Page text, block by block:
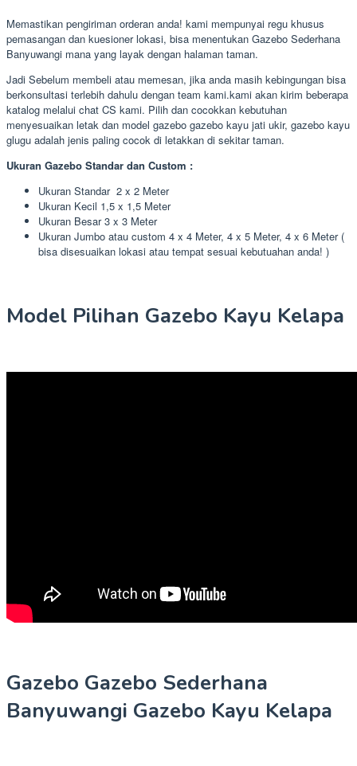
Memastikan pengiriman orderan anda! kami mempunyai regu khusus
pemasangan dan kuesioner lokasi, bisa menentukan Gazebo Sederhana
Banyuwangi mana yang layak dengan halaman taman.
Jadi Sebelum membeli atau memesan, jika anda masih kebingungan bisa
berkonsultasi terlebih dahulu dengan team kami.kami akan kirim beberapa
katalog melalui chat CS kami. Pilih dan cocokkan kebutuhan
menyesuaikan letak dan model gazebo gazebo kayu jati ukir, gazebo kayu
glugu adalah jenis paling cocok di letakkan di sekitar taman.
Ukuran Gazebo Standar dan Custom :
Ukuran Standar 2 x 2 Meter
Ukuran Kecil 1,5 x 1,5 Meter
Ukuran Besar 3 x 3 Meter
Ukuran Jumbo atau custom 4 x 4 Meter, 4 x 5 Meter, 4 x 6 Meter (
bisa disesuaikan lokasi atau tempat sesuai kebutuahan anda! )
Model Pilihan Gazebo Kayu Kelapa
Gazebo Gazebo Sederhana
Banyuwangi Gazebo Kayu Kelapa